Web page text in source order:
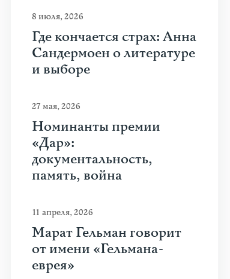
Почему человеку нравится
Что привлекает человека к оружию?
спорта, кино и социальных сетей? В чем...
Узнать больше
8 июля, 2026
Где кончается страх: Анна
Сандермоен о литературе
и выборе
27 мая, 2026
Номинанты премии
«Дар»:
документальность,
память, война
11 апреля, 2026
Марат Гельман говорит
от имени «Гельмана-
еврея»